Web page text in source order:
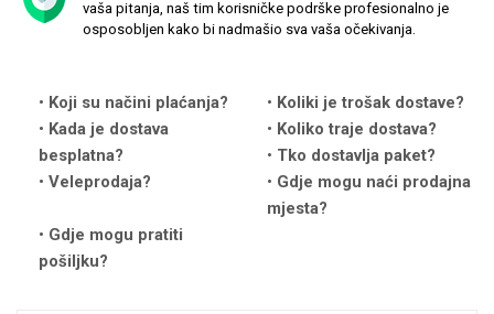
vaša pitanja, naš tim korisničke podrške profesionalno je
osposobljen kako bi nadmašio sva vaša očekivanja.
Koji su načini plaćanja?
Koliki je trošak dostave?
Kada je dostava
besplatna?
Koliko traje dostava?
Tko dostavlja paket?
Veleprodaja?
Gdje mogu naći prodajna
mjesta?
Gdje mogu pratiti
pošiljku?
Quotes Collection